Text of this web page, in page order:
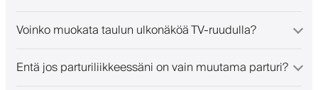
Voinko muokata taulun ulkonäköä TV-ruudulla?
Entä jos parturiliikkeessäni on vain muutama parturi?